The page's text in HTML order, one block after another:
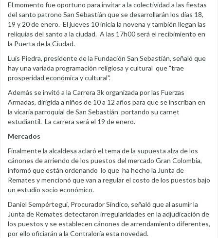
El momento fue oportuno para invitar a la colectividad a las fiestas
del santo patrono San Sebastián que se desarrollarán los días 18,
19 y 20 de enero. El jueves 10 inicia la novena y también llegan las
reliquias del santo a la ciudad. A las 17h00 será el recibimiento en
la Puerta de la Ciudad.
Luis Piedra, presidente de la Fundación San Sebastián, señaló que
hay una variada programación religiosa y cultural que "trae
prosperidad económica y cultural".
Además se invitó a la Carrera 3k organizada por las Fuerzas
Armadas, dirigida a niños de 10 a 12 años para que se inscriban en
la vicaría parroquial de San Sebastián portando su carnet
estudiantil. La carrera será el 19 de enero.
Mercados
Finalmente la alcaldesa aclaró el tema de la supuesta alza de los
cánones de arriendo de los puestos del mercado Gran Colombia,
informó que están ordenando lo que ha hecho la Junta de
Remates y mencionó que van a regular el costo de los puestos bajo
un estudio socio económico.
Daniel Sempértegui, Procurador Síndico, señaló que al asumir la
Junta de Remates detectaron irregularidades en la adjudicación de
los puestos y se establecen cánones de arrendamiento diferentes,
por ello oficiarán a la Contraloría esta novedad.